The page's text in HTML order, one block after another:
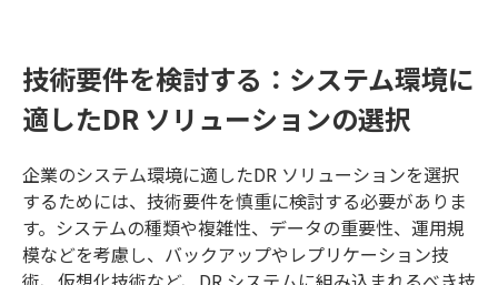
技術要件を検討する：システム環境に
適したDR ソリューションの選択
企業のシステム環境に適したDR ソリューションを選択
するためには、技術要件を慎重に検討する必要がありま
す。システムの種類や複雑性、データの重要性、運用規
模などを考慮し、バックアップやレプリケーション技